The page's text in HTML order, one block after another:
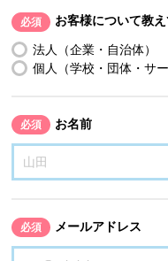
必須 お客様について教
法人（企業・自治体）
個人（学校・団体・サー
必須 お名前
必須 メールアドレス